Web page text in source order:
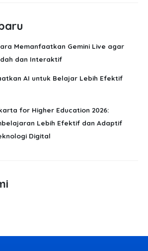
Memanfaatkan Gemini Live agar
dan Interaktif
AI untuk Belajar Lebih Efektif
for Higher Education 2026:
Lebih Efektif dan Adaptif
Digital